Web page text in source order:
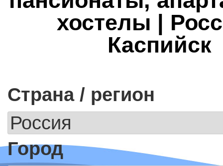
хостелы |
Каспийск
Страна / регион
Город